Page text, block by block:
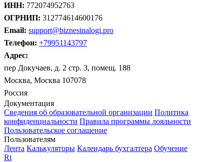
ИНН: 772074952763
ОГРНИП: 312774614600176
Email: support@biznesinalogi.pro
Телефон: +79951143797
Адрес:
пер Докучаев, д. 2 стр. 3, помещ. 188
Москва, Москва 107078
Россия
Документация
Сведения об образовательной организации Политика
конфиденциальности Правила программы лояльности
Пользовательское соглашение
Пользователям
Лента Калькуляторы Календарь бухгалтера Обучение
Rt